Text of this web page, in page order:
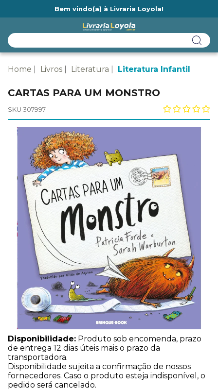
Bem vindo(a) à Livraria Loyola!
Home Livros Literatura Literatura Infantil
CARTAS PARA UM MONSTRO
SKU 307997
Disponibilidade: Produto sob encomenda, prazo
de entrega 12 dias úteis mais o prazo da
transportadora.
Disponibilidade sujeita a confirmação de nossos
fornecedores. Caso o produto esteja indisponível, o
pedido será cancelado.